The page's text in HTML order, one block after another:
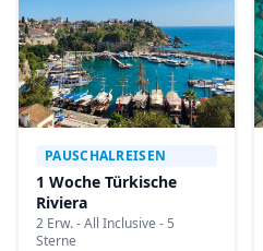
PAUSCHALREISEN
1 Woche Türkische
Riviera
2 Erw. - All Inclusive - 5
Sterne